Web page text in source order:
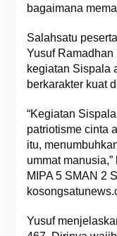
bagaimana
Salahsatu
Yusuf
kegiatan Sispala
berkarakter kuat
“Kegiatan
patriotisme cinta
itu,
ummat
MIPA 5 SMAN 2
Yusuf